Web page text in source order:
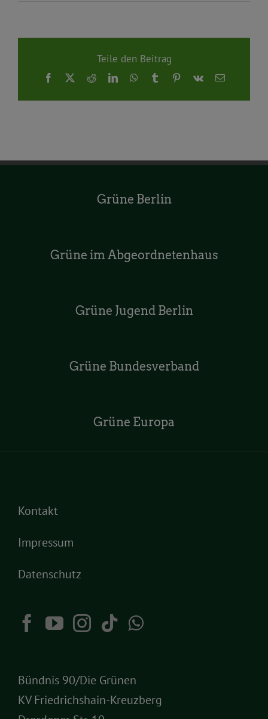
Teile den Beitrag
Facebook
X RedditLinkedInWhatsApp
TumblrPinterest
Vk
E-
Grüne Berlin
Grüne im Abgeordnetenhaus
Grüne Jugend Berlin
Grüne Bundesverband
Grüne Europa
Kontakt
Impressum
Datenschutz
Bündnis 90/Die Grünen
KV Friedrichshain-Kreuzberg